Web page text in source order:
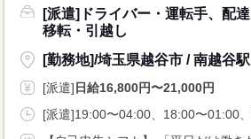
[派遣]ドライバー・運転手、配達
移転・引越し
[勤務地]/埼玉県越谷市 / 南越谷駅
[派遣] 日給16,800円〜21,000円
[派遣]19:00〜04:00、18:00〜01:00